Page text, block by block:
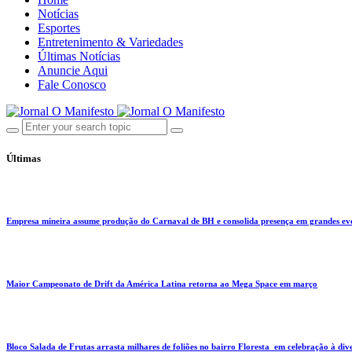
Notícias
Esportes
Entretenimento & Variedades
Últimas Notícias
Anuncie Aqui
Fale Conosco
Últimas
Empresa mineira assume produção do Carnaval de BH e consolida presença em grandes
Maior Campeonato de Drift da América Latina retorna ao Mega Space em março
Bloco Salada de Frutas arrasta milhares de foliões no bairro Floresta em celebração à